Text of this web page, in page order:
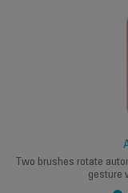
Two brushes rotate
gesture